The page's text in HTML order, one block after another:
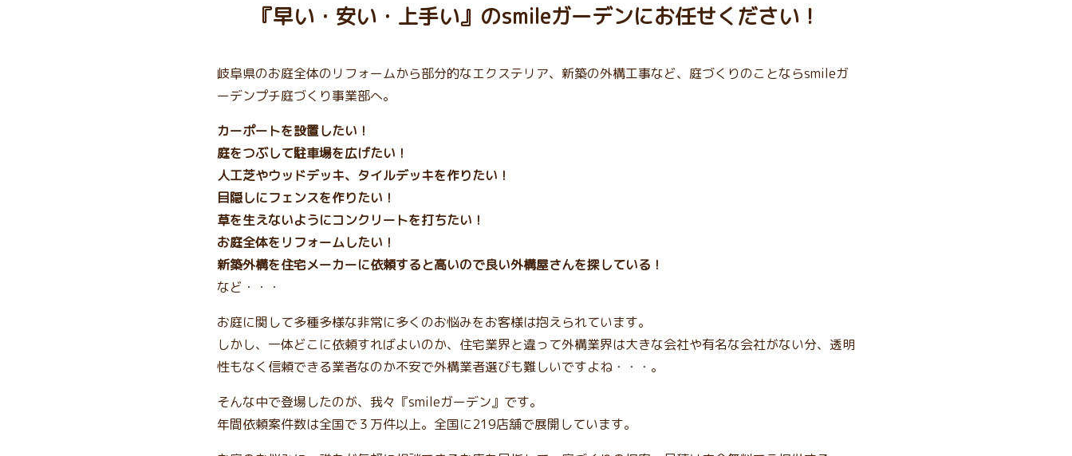
『早い・安い・上手い』のsmileガーデンにお任せください！
岐阜県のお庭全体のリフォームから部分的なエクステリア、新築の外構工事など、庭づくりのことならsmileガ
ーデンプチ庭づくり事業部へ。
カーポートを設置したい！
庭をつぶして駐車場を広げたい！
人工芝やウッドデッキ、タイルデッキを作りたい！
目隠しにフェンスを作りたい！
草を生えないようにコンクリートを打ちたい！
お庭全体をリフォームしたい！
新築外構を住宅メーカーに依頼すると高いので良い外構屋さんを探している！
など・・・
お庭に関して多種多様な非常に多くのお悩みをお客様は抱えられています。
しかし、一体どこに依頼すればよいのか、住宅業界と違って外構業界は大きな会社や有名な会社がない分、透明
性もなく信頼できる業者なのか不安で外構業者選びも難しいですよね・・・。
そんな中で登場したのが、我々『smileガーデン』です。
年間依頼案件数は全国で３万件以上。全国に219店舗で展開しています。